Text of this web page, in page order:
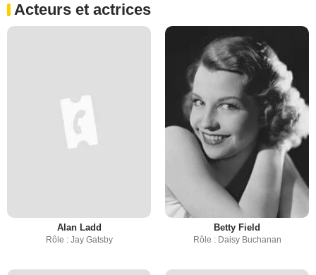
Acteurs et actrices
Alan Ladd
Rôle : Jay Gatsby
Betty Field
Rôle : Daisy Buchanan